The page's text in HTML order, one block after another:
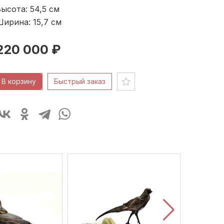
54,5 см
15,7 см
000 ₽
В корзину Быстрый заказ